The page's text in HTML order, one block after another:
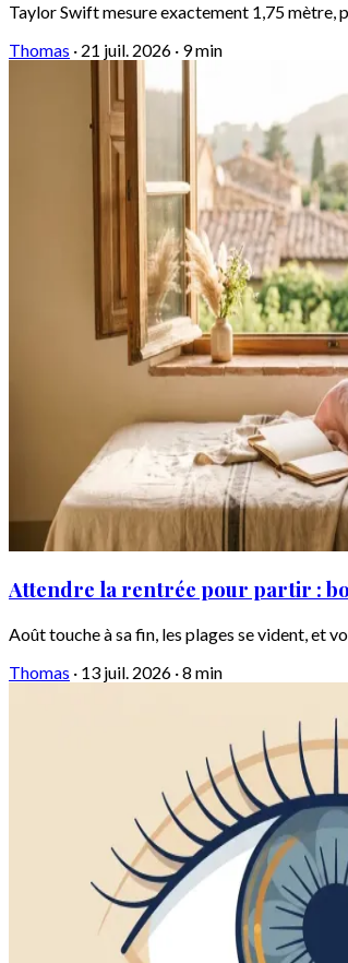
Taylor Swift mesure exactement 1,75 mètre,
Thomas · 21 juil. 2026 · 9 min
Attendre la rentrée pour partir :
Août touche à sa fin, les plages se vident, et
Thomas · 13 juil. 2026 ·8 min